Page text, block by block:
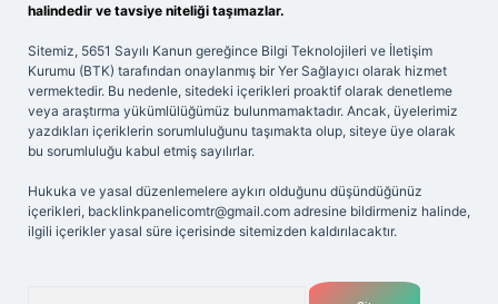
halindedir ve tavsiye niteliği taşımazlar.
Sitemiz, 5651 Sayılı Kanun gereğince Bilgi Teknolojileri ve İletişim
Kurumu (BTK) tarafından onaylanmış bir Yer Sağlayıcı olarak hizmet
vermektedir. Bu nedenle, sitedeki içerikleri proaktif olarak denetleme
veya araştırma yükümlülüğümüz bulunmamaktadır. Ancak, üyelerimiz
yazdıkları içeriklerin sorumluluğunu taşımakta olup, siteye üye olarak
bu sorumluluğu kabul etmiş sayılırlar.
Hukuka ve yasal düzenlemelere aykırı olduğunu düşündüğünüz
içerikleri, backlinkpanelicomtr@gmail.com adresine bildirmeniz halinde,
ilgili içerikler yasal süre içerisinde sitemizden kaldırılacaktır.